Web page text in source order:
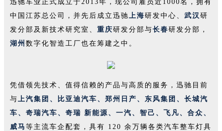
迅驰车业正式成立于2013年，现公司雇员近1000名，拥有
中国江苏总公司，并先后成立迅驰上海研发中心、 武汉 研
发分部及新技术研究室、 重庆研发分部与长春研发分部，
湖州 数字化智造工厂也在筹建之中。
凭借领先技术、值得信赖的产品与高质的服务，迅驰目前
与上汽集团、比亚迪汽车、郑州日产、东风集团、长城汽
车、奇瑞汽车、奇瑞 新能源、一汽、智己、飞凡、合众、
威马 等主流车企配套，具有 120 余万辆各类汽车整车灯具